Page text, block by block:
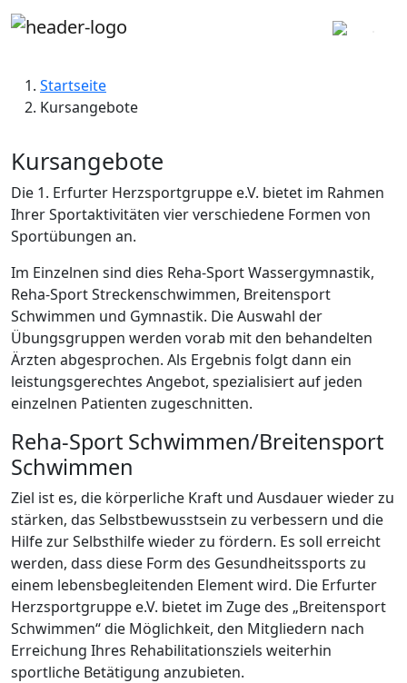
Startseite
Kursangebote
Kursangebote
Die 1. Erfurter Herzsportgruppe e.V. bietet im Rahmen
Ihrer Sportaktivitäten vier verschiedene Formen von
Sportübungen an.
Im Einzelnen sind dies Reha-Sport Wassergymnastik,
Reha-Sport Streckenschwimmen, Breitensport
Schwimmen und Gymnastik. Die Auswahl der
Übungsgruppen werden vorab mit den behandelten
Ärzten abgesprochen. Als Ergebnis folgt dann ein
leistungsgerechtes Angebot, spezialisiert auf jeden
einzelnen Patienten zugeschnitten.
Reha-Sport Schwimmen/Breitensport
Schwimmen
Ziel ist es, die körperliche Kraft und Ausdauer wieder zu
stärken, das Selbstbewusstsein zu verbessern und die
Hilfe zur Selbsthilfe wieder zu fördern. Es soll erreicht
werden, dass diese Form des Gesundheitssports zu
einem lebensbegleitenden Element wird. Die Erfurter
Herzsportgruppe e.V. bietet im Zuge des „Breitensport
Schwimmen“ die Möglichkeit, den Mitgliedern nach
Erreichung Ihres Rehabilitationsziels weiterhin
sportliche Betätigung anzubieten.